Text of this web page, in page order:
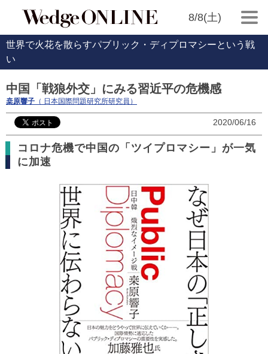
8/8(土)
世界で火花を散らすパブリック・ディプロマシーという戦
い
中国「戦狼外交」にみる習近平の危機感
桒原響子 （ 日本国際問題研究所研究員）
2020/06/16
コロナ危機で中国の「ツイプロマシー」が一気
に加速